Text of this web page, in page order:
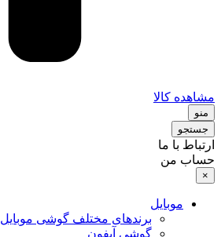
مشاهده کالا
منو
جستجو
ارتباط با ما
حساب من
×
موبایل
برندهای مختلف گوشی موبایل
گوشی آیفون